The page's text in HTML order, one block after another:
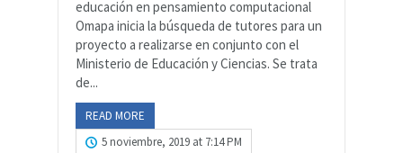
educación en pensamiento computacional
Omapa inicia la búsqueda de tutores para un
proyecto a realizarse en conjunto con el
Ministerio de Educación y Ciencias. Se trata
de...
READ MORE
5 noviembre, 2019 at 7:14 PM